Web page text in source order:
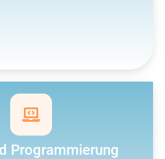
Programmierung